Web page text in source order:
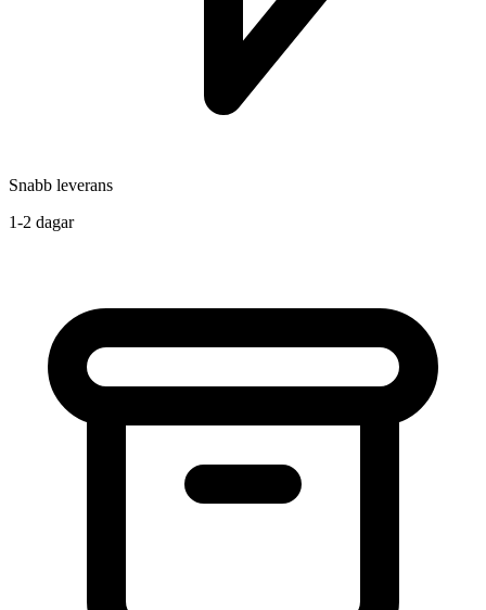
Snabb leverans
1-2 dagar